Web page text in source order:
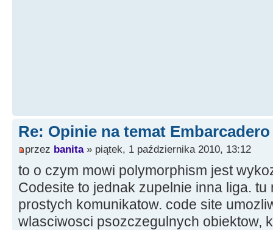
Re: Opinie na temat
przez banita» piątek, 1 października 2010, 13:12
to o czym mowi polymorphism jest
Codesite to jednak zupelnie inna liga.
prostych komunikatow. code site
wlasciwosci psozczegulnych obiektow,